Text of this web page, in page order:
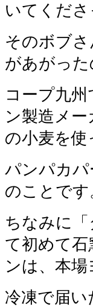
いてくださ
そのボブ
があがった
コープ九
ン製造メー
の小麦を
パンパカパ
のことです
ちなみに
て初めて
ンは、本
冷凍で届